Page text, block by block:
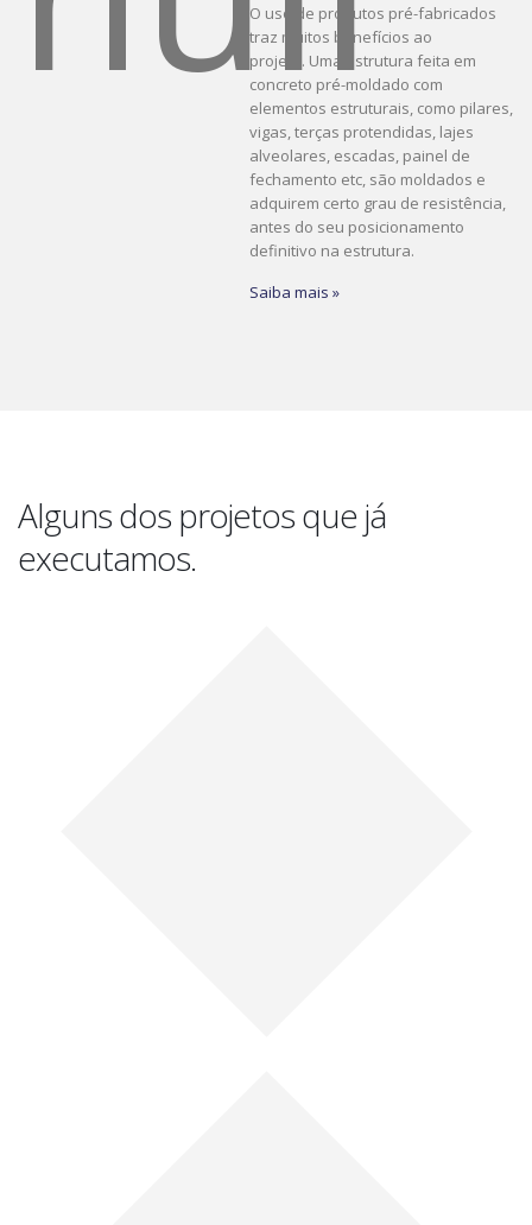
O uso de produtos pré-fabricados
traz muitos benefícios ao
projeto. Uma estrutura feita em
concreto pré-moldado com
elementos estruturais, como pilares,
vigas, terças protendidas, lajes
alveolares, escadas, painel de
fechamento etc, são moldados e
adquirem certo grau de resistência,
antes do seu posicionamento
definitivo na estrutura.
Saiba mais »
Alguns dos projetos que já
executamos.